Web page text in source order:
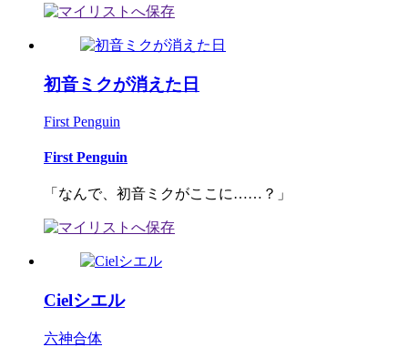
初音ミクが消えた日
First Penguin
First Penguin
「なんで、初音ミクがここに……？」
Cielシエル
六神合体